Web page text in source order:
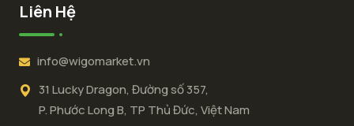
Liên Hệ
info@wigomarket.vn
31 Lucky Dragon, Đường số 357,
P. Phước Long B, TP Thủ Đức, Việt Nam